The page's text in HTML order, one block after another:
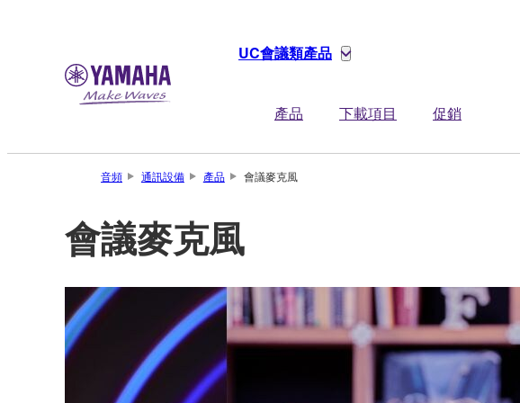
UC會議類產品
產品 下載項目 促銷
音頻 通訊設備 產品 會議麥克風
會議麥克風